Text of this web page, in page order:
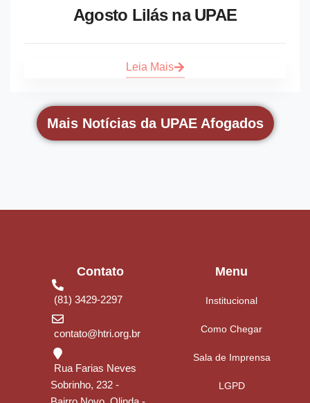
Agosto Lilás na UPAE
Leia Mais
Mais Notícias da UPAE Afogados
Contato
(81) 3429-2297
contato@htri.org.br
Rua Farias Neves
Sobrinho, 232 -
Menu
Institucional
Como Chegar
Sala de Imprensa
LGPD